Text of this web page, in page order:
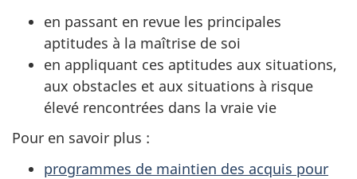
en passant en revue les principales
aptitudes à la maîtrise de soi
en appliquant ces aptitudes aux situations,
aux obstacles et aux situations à risque
élevé rencontrées dans la vraie vie
Pour en savoir plus :
programmes de maintien des acquis pour